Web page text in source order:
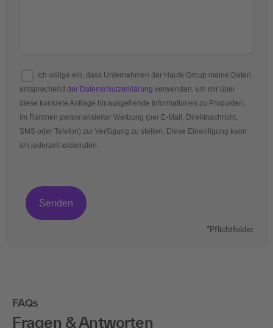
Ich willige ein, dass Unternehmen der Haufe Group meine Daten
entsprechend der Datenschutzerklärung verwenden, um mir über
diese konkrete Anfrage hinausgehende Informationen zu Produkten,
im Rahmen personalisierter Werbung (per E-Mail, Direktnachricht,
SMS oder Telefon) zur Verfügung zu stellen. Diese Einwilligung kann
ich jederzeit widerrufen.
*Pflichtfelder
FAQs
Fragen & Antworten